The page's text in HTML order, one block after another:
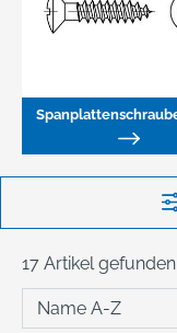
17 Artikel gefunden